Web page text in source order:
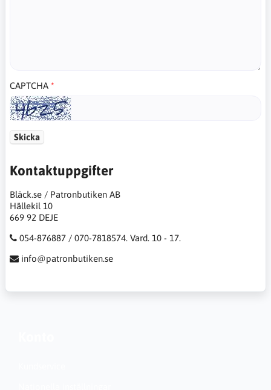
CAPTCHA
Skicka
Kontaktuppgifter
Bläck.se / Patronbutiken AB
Hällekil 10
669 92 DEJE
054-876887 / 070-7818574. Vard. 10 - 17.
info@patronbutiken.se